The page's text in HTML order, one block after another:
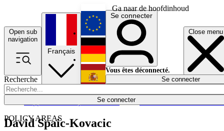
Ga naar de hoofdinhoud
Open sub
navigation
Close menu
Recherche
Se connecter
POLICY AREAS
Économie
Français
English
Deutsch
Español
Se connecter
Vous êtes déconnecté.
Se connecter
David Spaic-Kovacic